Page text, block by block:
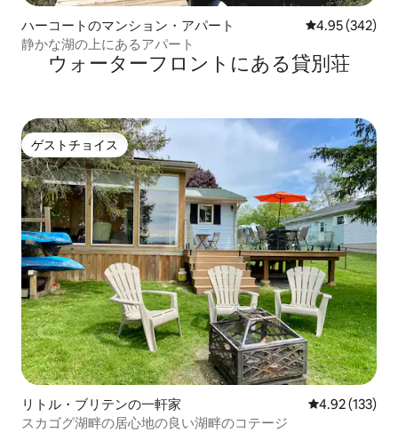
ハーコートのマンション・アパート レビュー342
4.95 (342)
静かな湖の上にあるアパート
ウォーターフロントにある貸別荘
ゲストチョイス
ゲストチョイス
リトル・ブリテンの一軒家 レビュー133
4.92 (133)
スカゴグ湖畔の居心地の良い湖畔のコテージ